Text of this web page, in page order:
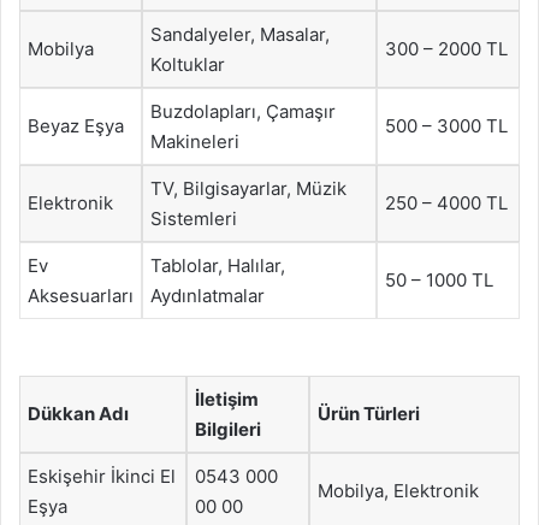
Mobilya
Sandalyeler, Masalar,
Koltuklar
300 – 2000 TL
Beyaz Eşya
Buzdolapları, Çamaşır
Makineleri
500 – 3000 TL
Elektronik
TV, Bilgisayarlar, Müzik
Sistemleri
250 – 4000 TL
Ev
Aksesuarları
Tablolar, Halılar,
Aydınlatmalar
50 – 1000 TL
Dükkan Adı
İletişim
Bilgileri
Ürün Türleri
Eskişehir İkinci El
Eşya
0543 000
00 00
Mobilya, Elektronik